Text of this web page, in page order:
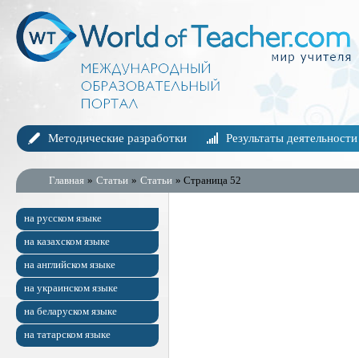
Методические разработки Результаты деятельности
Главная » Статьи » Статьи » Страница 52
на русском языке
на казахском языке
на английском языке
на украинском языке
на беларуском языке
на татарском языке